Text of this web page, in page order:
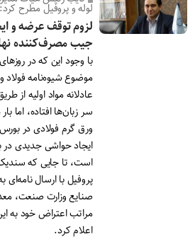
لوله و پروفیل مطرح کرد:
لزوم توقف عرضه و
جیب مصرف‌کننده
با وجود این که در
موضوع شیوه‌نامه
عادلانه مواد اولیه از
سر زبان‌ها افتاده، اما
ورق گرم فولادی در
ایجاد حواشی جدیدی در
است، تا جایی که
پروفیل با ارسال نامه‌ای
صنایع وزارت صنعت،
مراتب اعتراض خود به
اعلام کرد.